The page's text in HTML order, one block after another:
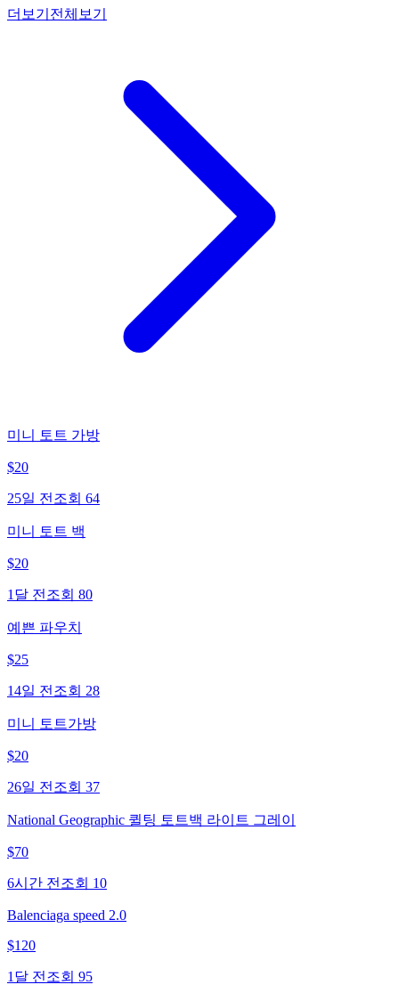
더보기 전체보기
미니 토트 가방
$20
25일 전 조회 64
미니 토트 백
$20
1달 전 조회 80
예쁜 파우치
$25
14일 전 조회 28
미니 토트가방
$20
26일 전 조회 37
National Geographic 퀼팅 토트백 라이트 그레이
$70
6시간 전 조회 10
Balenciaga speed 2.0
$120
1달 전 조회 95